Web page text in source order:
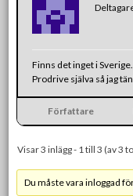
Finns det inget i
Prodrive själva så jag
Författare
Visar 3 inlägg - 1 till 3 (av 3
Du måste vara inloggad